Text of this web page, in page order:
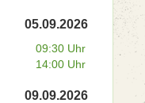
05.09.2026
09:30 Uhr
14:00 Uhr
09.09.2026